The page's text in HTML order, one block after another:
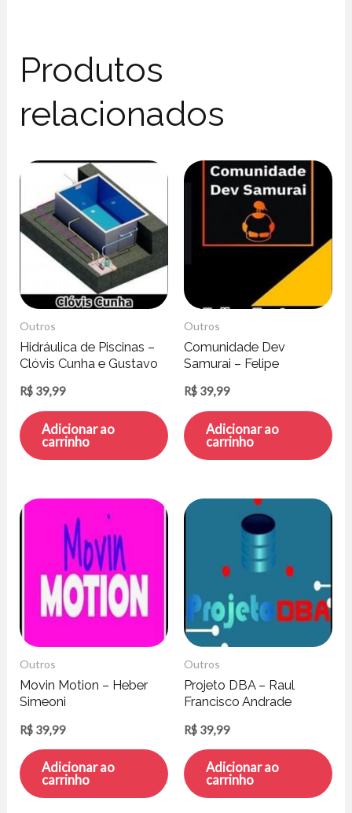
Produtos
relacionados
Outros
Hidráulica de Piscinas –
Clóvis Cunha e Gustavo
R$ 39,99
Adicionar ao
carrinho
Outros
Comunidade Dev
Samurai – Felipe
R$ 39,99
Adicionar ao
carrinho
Outros
Movin Motion – Heber
Simeoni
R$ 39,99
Adicionar ao
carrinho
Outros
Projeto DBA – Raul
Francisco Andrade
R$ 39,99
Adicionar ao
carrinho